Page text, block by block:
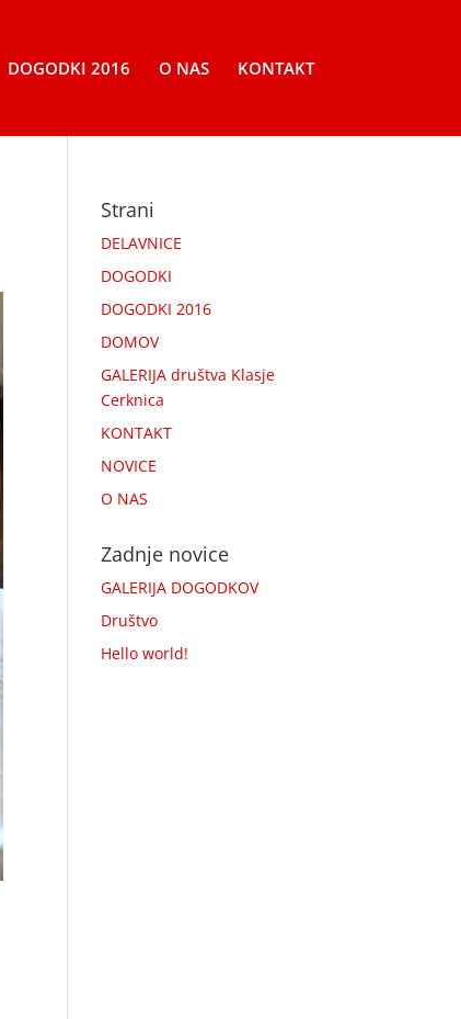
DOGODKI 2016 O NAS KONTAKT
Strani
DELAVNICE
DOGODKI
DOGODKI 2016
DOMOV
GALERIJA društva Klasje
Cerknica
KONTAKT
NOVICE
O NAS
Zadnje novice
GALERIJA DOGODKOV
Društvo
Hello world!